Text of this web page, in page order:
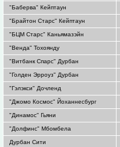
"Баберва" Кейптаун
"Брайтон Старс" Кейптаун
"БЦМ Старс" Каньямазэйн
"Венда" Тохоянду
"Витбанк Спарс" Дурбан
"Голден Эрроуз" Дурбан
"Гэлэкси" Дочленд
"Джомо Космос" Йоханнесбург
"Динамос" Гьяни
"Долфинс" Мбомбела
Дурбан Сити